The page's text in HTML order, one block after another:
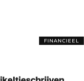
FINANCIEEL